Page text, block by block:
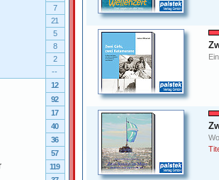
7
21
5
8
2
--
12
92
17
40
36
57
119